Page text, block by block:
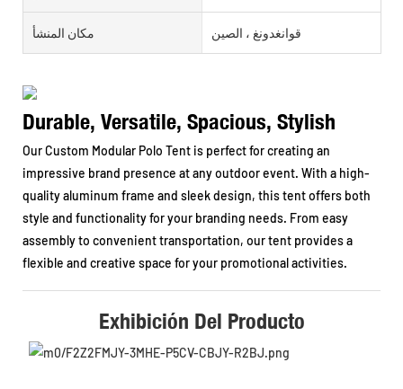
مكان المنشأ قوانغدونغ ، الصين
Durable, Versatile, Spacious, Stylish
Our Custom Modular Polo Tent is perfect for creating an
impressive brand presence at any outdoor event. With a high-
quality aluminum frame and sleek design, this tent offers both
style and functionality for your branding needs. From easy
assembly to convenient transportation, our tent provides a
flexible and creative space for your promotional activities.
Exhibición Del Producto